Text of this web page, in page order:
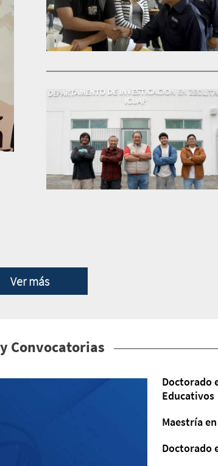
Ver más
Convocatorias
Doctorado
Educativos
Maestría
Doctorado